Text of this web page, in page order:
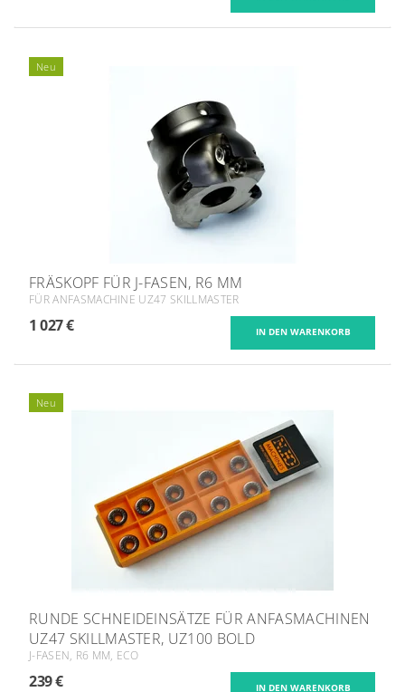
Neu
FRÄSKOPF FÜR J-FASEN, R6 MM
FÜR ANFASMACHINE UZ47 SKILLMASTER
1 027 €
Neu
RUNDE SCHNEIDEINSÄTZE FÜR ANFASMACHINEN
UZ47 SKILLMASTER, UZ100 BOLD
J-FASEN, R6 MM, ECO
239 €